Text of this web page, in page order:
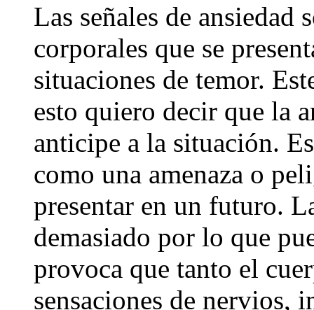
Las señales de ansiedad
corporales que se
situaciones de temor.
esto quiero decir que la
anticipe a la situación.
como una amenaza o
presentar en un futuro.
demasiado por lo que
provoca que tanto el
sensaciones de nervios,